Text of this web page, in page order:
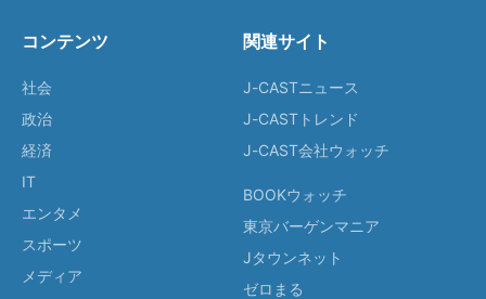
コンテンツ
社会
政治
経済
IT
エンタメ
スポーツ
メディア
関連サイト
J-CASTニュース
J-CASTトレンド
J-CAST会社ウォッチ
BOOKウォッチ
東京バーゲンマニア
Jタウンネット
ゼロまる